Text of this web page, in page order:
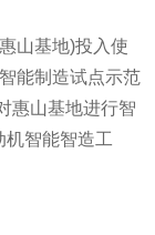
山基地)投入使
能制造试点示范
惠山基地进行智
智能智造工